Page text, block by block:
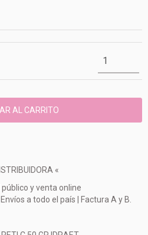
«
y venta online
a todo el país | Factura A y B.